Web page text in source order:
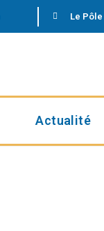
Le
Actualité